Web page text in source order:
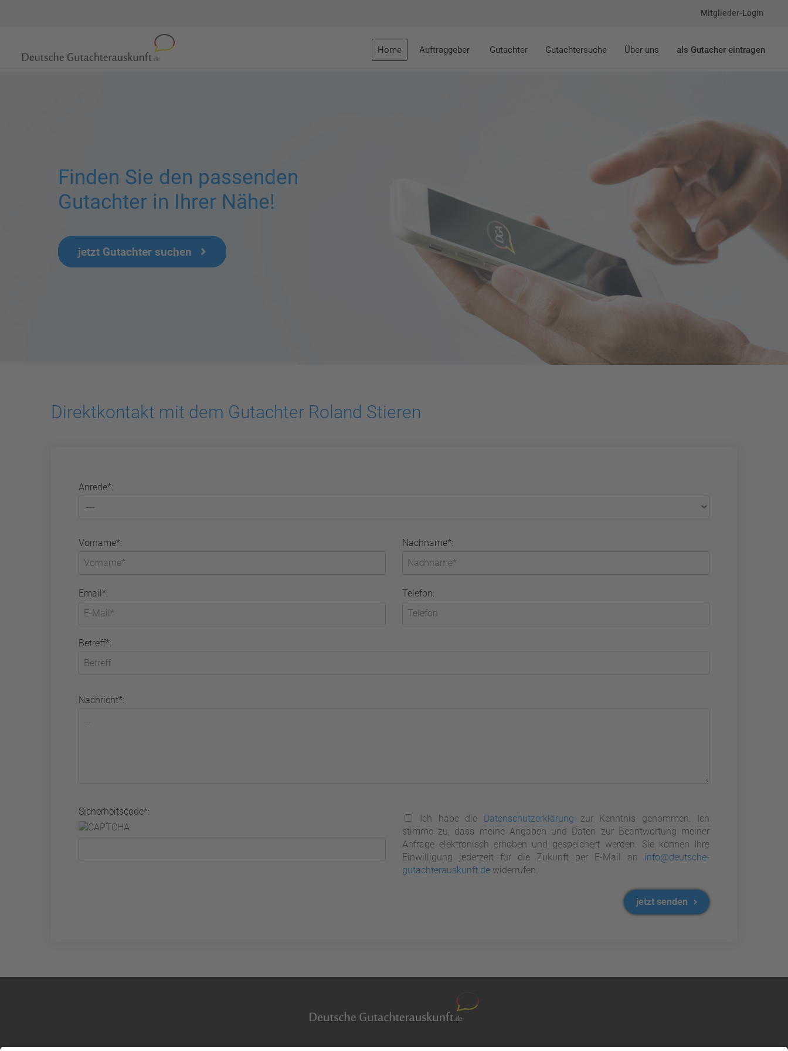
Mitglieder-Login
Home Auftraggeber Gutachter Gutachtersuche Über uns als Gutacher eintragen
Finden Sie den passenden
Gutachter in Ihrer Nähe!
jetzt Gutachter suchen
Direktkontakt mit dem Gutachter Roland Stieren
Anrede*:
Vorname*: Nachname*:
Email*: Telefon:
Betreff*:
Nachricht*:
Sicherheitscode*:
Ich habe die Datenschutzerklärung zur Kenntnis genommen. Ich
stimme zu, dass meine Angaben und Daten zur Beantwortung meiner
Anfrage elektronisch erhoben und gespeichert werden. Sie können Ihre
Einwilligung jederzeit für die Zukunft per E-Mail an info@deutsche-
gutachterauskunft.dewiderrufen.
jetzt senden